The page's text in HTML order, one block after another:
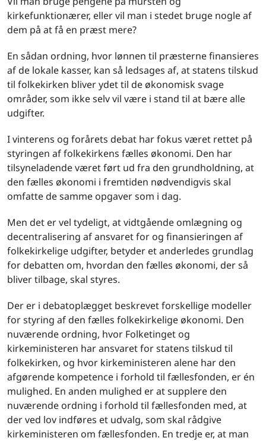
kirkefunktionærer, eller vil man i stedet bruge nogle af
dem på at få en præst mere?
En sådan ordning, hvor lønnen til præsterne finansieres
af de lokale kasser, kan så ledsages af, at statens tilskud
til folkekirken bliver ydet til de økonomisk svage
områder, som ikke selv vil være i stand til at bære alle
udgifter.
I vinterens og forårets debat har fokus været rettet på
styringen af folkekirkens fælles økonomi. Den har
tilsyneladende været ført ud fra den grundholdning, at
den fælles økonomi i fremtiden nødvendigvis skal
omfatte de samme opgaver som i dag.
Men det er vel tydeligt, at vidtgående omlægning og
decentralisering af ansvaret for og finansieringen af
folkekirkelige udgifter, betyder et anderledes grundlag
for debatten om, hvordan den fælles økonomi, der så
bliver tilbage, skal styres.
Der er i debatoplægget beskrevet forskellige modeller
for styring af den fælles folkekirkelige økonomi. Den
nuværende ordning, hvor Folketinget og
kirkeministeren har ansvaret for statens tilskud til
folkekirken, og hvor kirkeministeren alene har den
afgørende kompetence i forhold til fællesfonden, er én
mulighed. En anden mulighed er at supplere den
nuværende ordning i forhold til fællesfonden med, at
der ved lov indføres et udvalg, som skal rådgive
kirkeministeren om fællesfonden. En tredje er, at man